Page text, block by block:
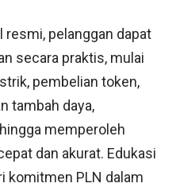
resmi, pelanggan dapat
secara praktis, mulai
pembelian token,
tambah daya,
memperoleh
dan akurat. Edukasi
komitmen PLN dalam